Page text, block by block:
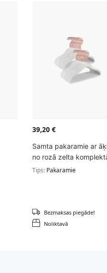
39,20 €
Samta pakaramie ar
no rozā zelta
50gab.
Tips: Pakaramie
Noliktavā
Bezmaksas piegāde!